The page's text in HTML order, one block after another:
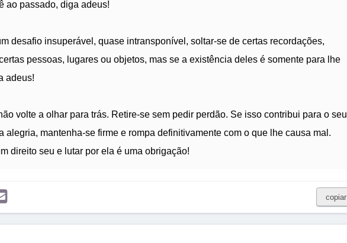
ao passado, diga adeus!
desafio insuperável, quase intransponível, soltar-se de certas recordações,
pessoas, lugares ou objetos, mas se a existência deles é somente para lhe
adeus!
volte a olhar para trás. Retire-se sem pedir perdão. Se isso contribui para o seu
alegria, mantenha-se firme e rompa definitivamente com o que lhe causa mal.
direito seu e lutar por ela é uma obrigação!
copiar